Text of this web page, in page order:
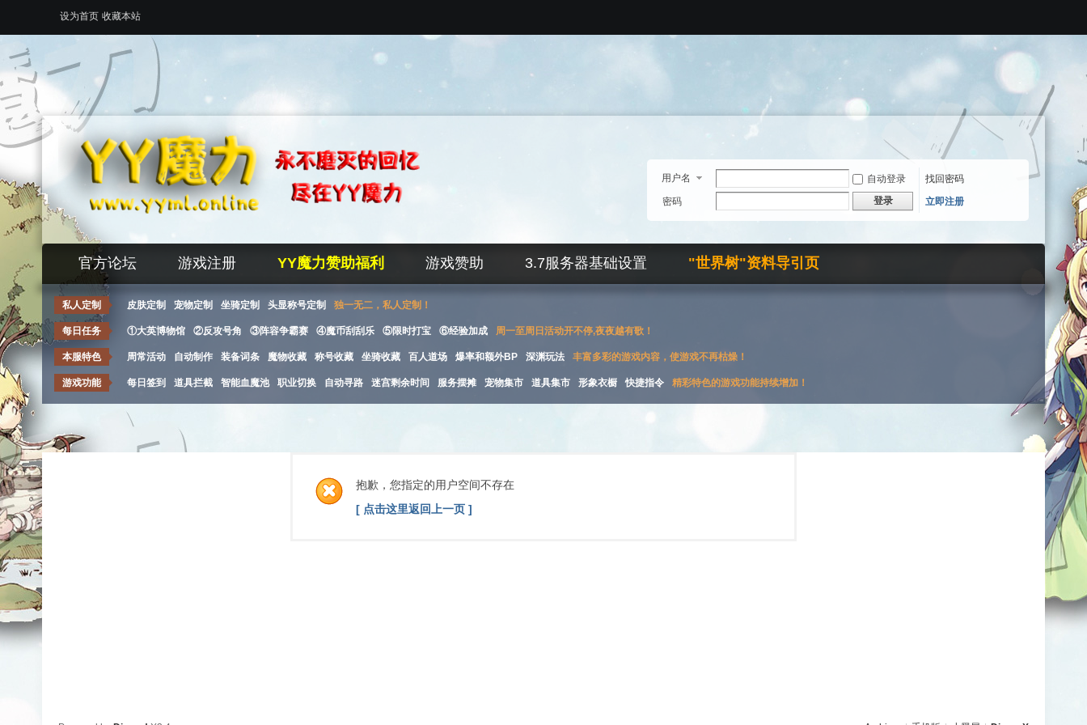
设为首页 收藏本站
用户名 自动登录
找回密码
密码
登录 立即注册
官方论坛 游戏注册 YY魔力赞助福利 游戏赞助 3.7服务器基础设置 "世界树"资料导引页
私人定制 皮肤定制 宠物定制 坐骑定制 头显称号定制 独一无二，私人定制！
每日任务 ①大英博物馆 ②反攻号角 ③阵容争霸赛 ④魔币刮刮乐 ⑤限时打宝 ⑥经验加成 周一至周日活动开不停,夜夜越有歌！
本服特色 周常活动 自动制作 装备词条 魔物收藏 称号收藏 坐骑收藏 百人道场 爆率和额外BP 深渊玩法 丰富多彩的游戏内容，使游戏不再枯燥！
游戏功能 每日签到 道具拦截 智能血魔池 职业切换 自动寻路 迷宫剩余时间 服务摆摊 宠物集市 道具集市 形象衣橱 快捷指令 精彩特色的游戏功能持续增加！
抱歉，您指定的用户空间不存在
[ 点击这里返回上一页 ]